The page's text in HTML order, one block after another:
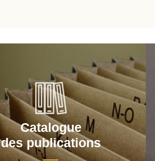
Catalogue
des publications